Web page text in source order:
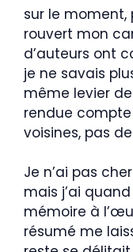
sur le moment,
rouvert mon
d’auteurs ont
je ne savais
même levier
rendue
voisines, pas
Je n’ai pas
mais j’ai
mémoire à
résumé me